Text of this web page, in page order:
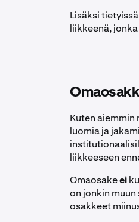
Lisäksi
liikkeenä,
Kuten aiemmin
luomia ja
liikkeeseen
Omaosakeei
on jonkin
osakkeet